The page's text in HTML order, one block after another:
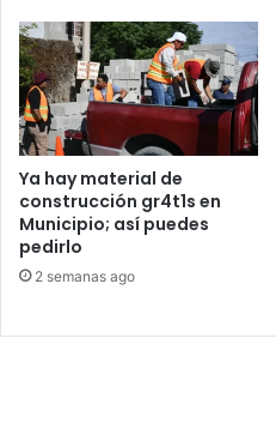
Ya hay material de
construcción gr4t1s en
Municipio; así puedes
pedirlo
2 semanas ago